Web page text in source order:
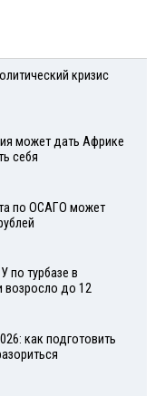
кризис
может дать Африке
себя
по ОСАГО может
по турбазе в
возросло до 12
как подготовить